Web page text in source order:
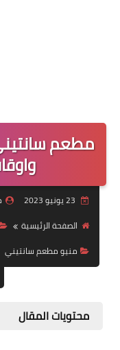
الصفحة الرئيسية
منيو مطعم سانتيني
محتويات المقال